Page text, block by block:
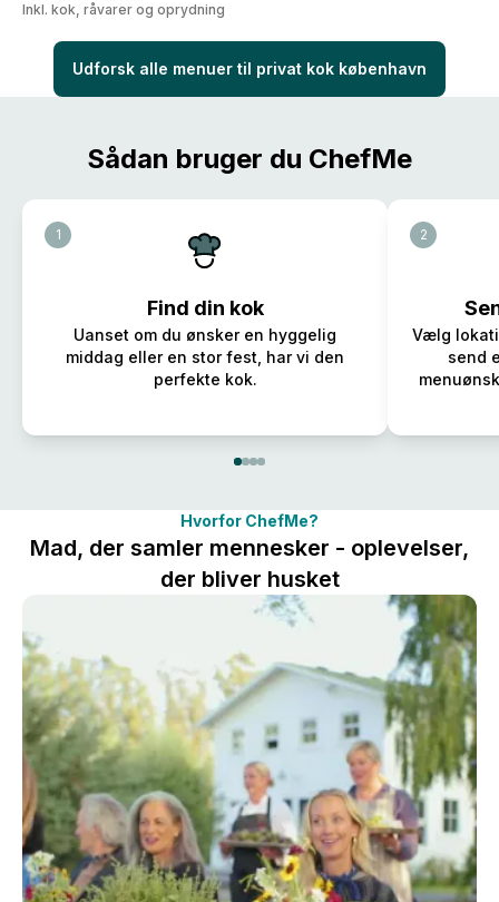
Inkl. kok, råvarer og oprydning
Udforsk alle menuer til privat kok københavn
Sådan bruger du ChefMe
1
Find din kok
Uanset om du ønsker en hyggelig
middag eller en stor fest, har vi den
perfekte kok.
2
Vælg
send
Hvorfor ChefMe?
Mad, der samler mennesker - oplevelser,
der bliver husket